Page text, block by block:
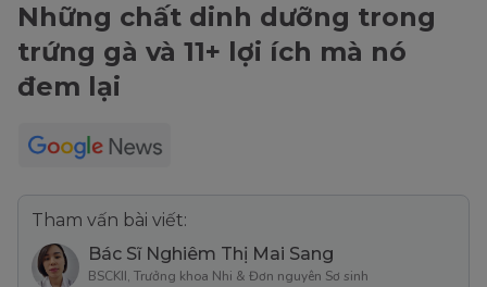
Những chất dinh dưỡng trong
trứng gà và 11+ lợi ích mà nó
đem lại
Tham vấn bài viết:
Bác Sĩ Nghiêm Thị Mai Sang
BSCKII, Trưởng khoa Nhi & Đơn nguyên Sơ sinh